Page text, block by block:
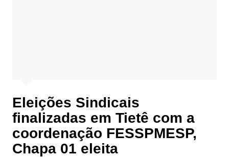
Eleições Sindicais
finalizadas em Tietê com a
coordenação FESSPMESP,
Chapa 01 eleita